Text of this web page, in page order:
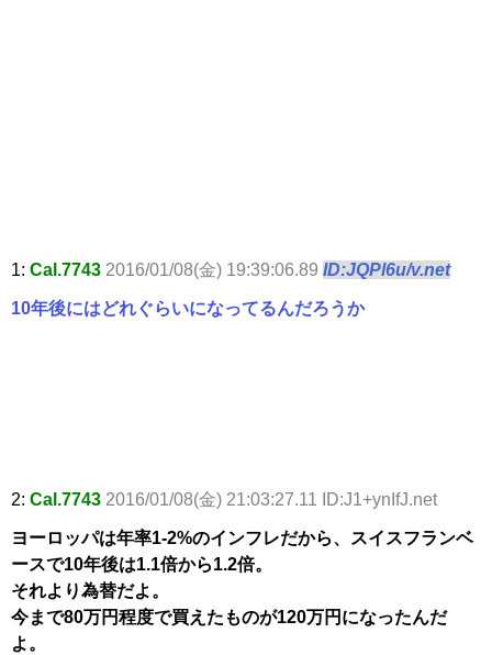
1: Cal.7743 2016/01/08(金) 19:39:06.89 ID:JQPl6u/v.net
10年後にはどれぐらいになってるんだろうか
2: Cal.7743 2016/01/08(金) 21:03:27.11 ID:J1+ynIfJ.net
ヨーロッパは年率1-2%のインフレだから、スイスフランベ
ースで10年後は1.1倍から1.2倍。
それより為替だよ。
今まで80万円程度で買えたものが120万円になったんだ
よ。